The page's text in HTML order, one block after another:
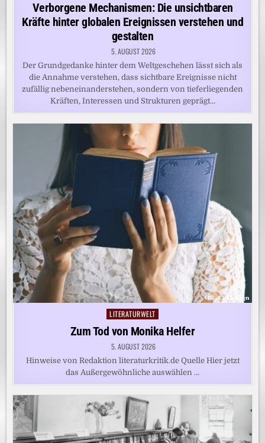
in
Verborgene Mechanismen: Die unsichtbaren
Kräfte hinter globalen Ereignissen verstehen und
gestalten
5. AUGUST 2026
Der Grundgedanke hinter dem Weltgeschehen lässt sich als
die Annahme verstehen, dass sichtbare Ereignisse nicht
zufällig nebeneinanderstehen, sondern von tieferliegenden
Kräften, Interessen und Strukturen geprägt…
Posted
in
LITERATURWELT
Zum Tod von Monika Helfer
5. AUGUST 2026
Hinweise von Redaktion literaturkritik.de Quelle Hier jetzt
das Außergewöhnliche auswählen …